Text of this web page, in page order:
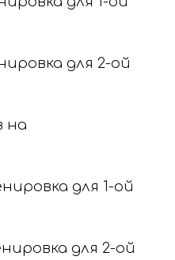
для 2-ой
на
для 1-ой
для 2-ой